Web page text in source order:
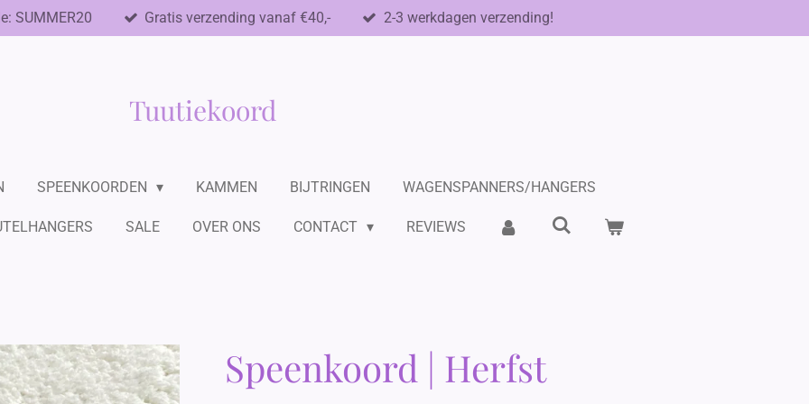
SUMMER20 Gratis verzending vanaf €40,- 2-3 werkdagen verzending!
Tuutiekoord
SPEENKOORDEN KAMMEN BIJTRINGEN WAGENSPANNERS/HANGERS
SALE OVER ONS CONTACT REVIEWS
Speenkoord | Herfst